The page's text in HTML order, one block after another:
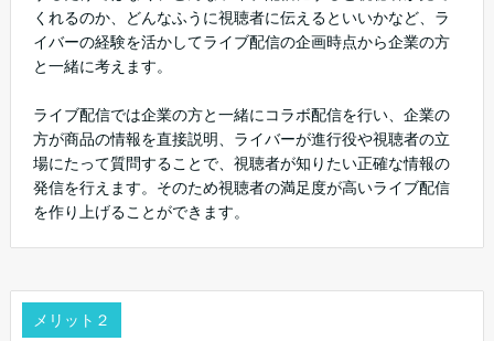
くれるのか、どんなふうに視聴者に伝えるといいかなど、ラ
イバーの経験を活かしてライブ配信の企画時点から企業の方
と一緒に考えます。
ライブ配信では企業の方と一緒にコラボ配信を行い、企業の
方が商品の情報を直接説明、ライバーが進行役や視聴者の立
場にたって質問することで、視聴者が知りたい正確な情報の
発信を行えます。そのため視聴者の満足度が高いライブ配信
を作り上げることができます。
メリット２